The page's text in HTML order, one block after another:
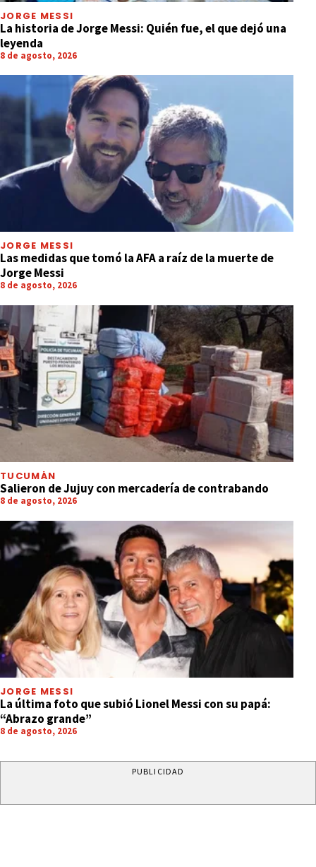
JORGE MESSI
La historia de Jorge Messi: Quién fue, el que dejó una
leyenda
8 de agosto, 2026
JORGE MESSI
Las medidas que tomó la AFA a raíz de la muerte de
Jorge Messi
8 de agosto, 2026
TUCUMÁN
Salieron de Jujuy con mercadería de contrabando
8 de agosto, 2026
JORGE MESSI
La última foto que subió Lionel Messi con su papá:
“Abrazo grande”
8 de agosto, 2026
PUBLICIDAD